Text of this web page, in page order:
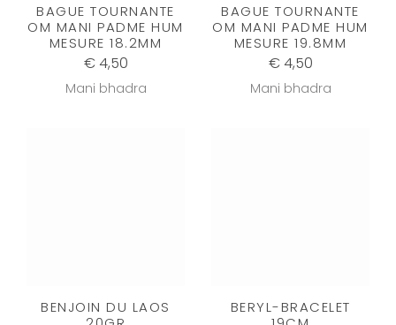
BAGUE TOURNANTE
OM MANI PADME HUM
MESURE 18.2MM
€ 4,50
Mani bhadra
BAGUE TOURNANTE
OM MANI PADME HUM
MESURE 19.8MM
€ 4,50
Mani bhadra
BENJOIN DU LAOS
BERYL-BRACELET